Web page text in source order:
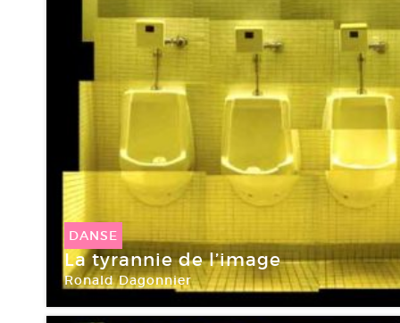
DANSE
La tyrannie de l’image
Ronald Dagonnier